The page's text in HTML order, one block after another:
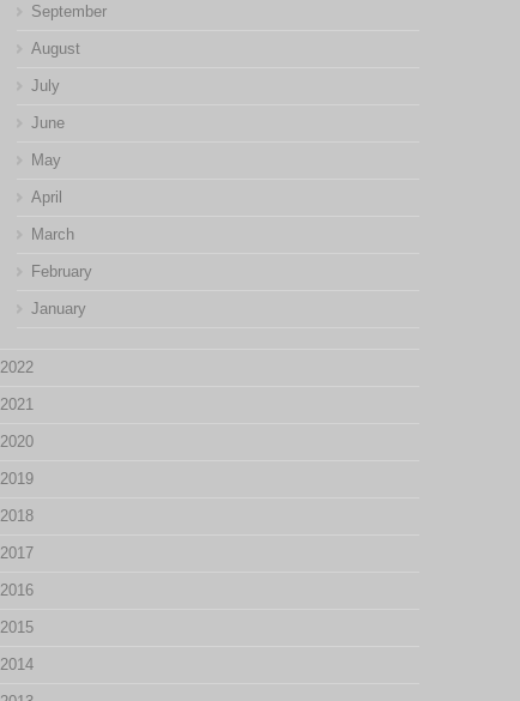
September
August
July
June
May
April
March
February
January
2022
2021
2020
2019
2018
2017
2016
2015
2014